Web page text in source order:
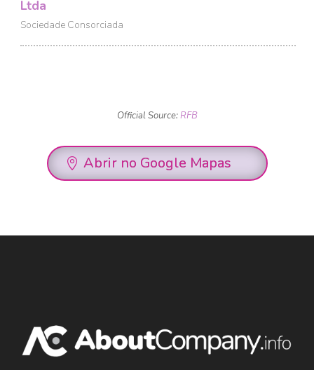
Ltda
Sociedade Consorciada
Official Source:RFB
Abrir no Google Mapas